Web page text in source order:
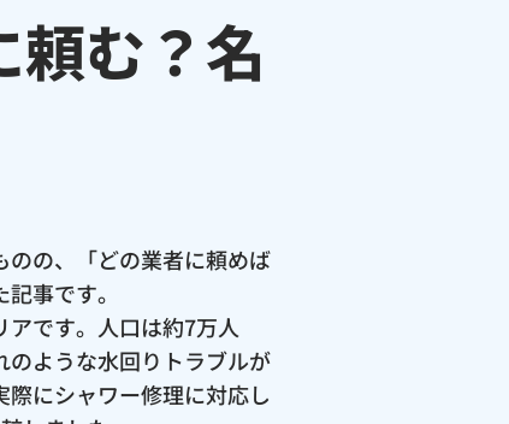
む？名
の、「どの業者に頼めば
事です。
です。人口は約7万人
のような水回りトラブルが
にシャワー修理に対応し